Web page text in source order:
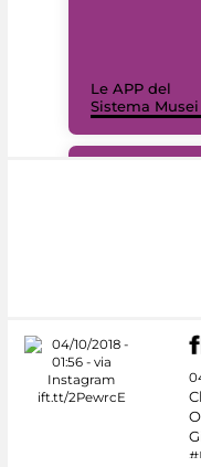
Le APP del
Sistema Musei